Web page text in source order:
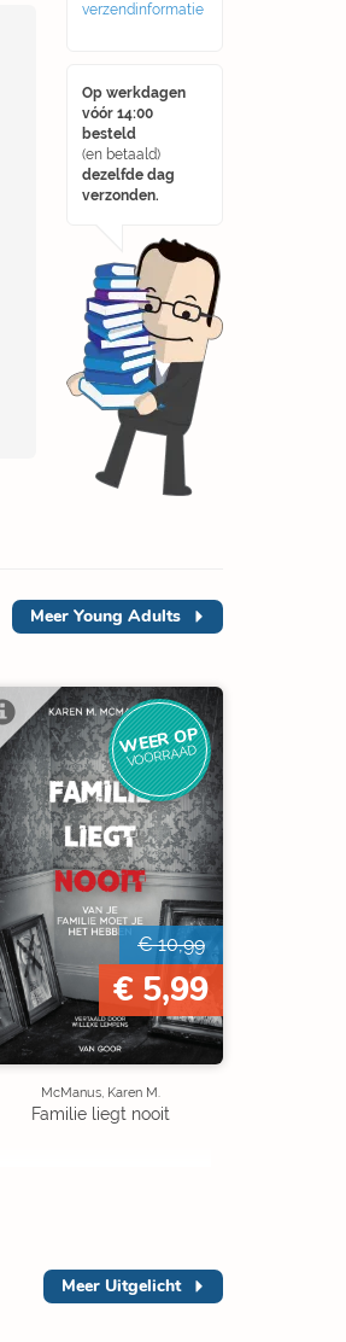
verzendinformatie
Op werkdagen
vóór 14:00
besteld
(en betaald)
dezelfde dag
verzonden.
Meer Young Adults
WEER OP
VOORRAAD
€ 10,99
€ 5,99
McManus, Karen M.
Familie liegt nooit
Meer Uitgelicht